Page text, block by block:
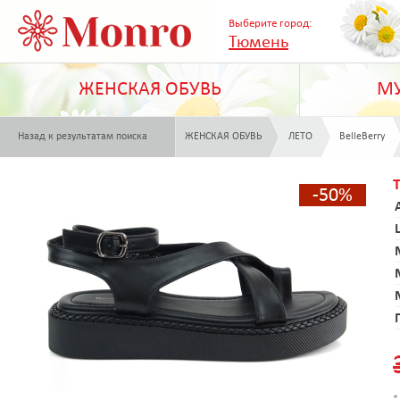
Выберите город:
Тюмень
ЖЕНСКАЯ ОБУВЬ
Назад к результатам поиска ЖЕНСКАЯ ОБУВЬ ЛЕТО BelleBerry
-50%